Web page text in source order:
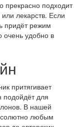
прекрасно подходит
лекарств. Если
придёт режим
очень удобно в
притягивает
подойдёт для
В нашей
любым